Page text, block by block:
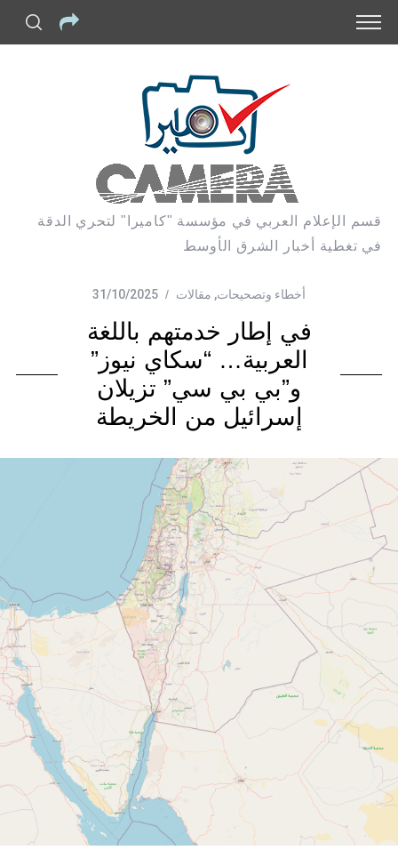
قسم الإعلام العربي في مؤسسة "كاميرا" لتحري الدقة
في تغطية أخبار الشرق الأوسط
أخطاء وتصحيحات, مقالات 31/10/2025
في إطار خدمتهم باللغة
العربية… “سكاي نيوز”
و”بي بي سي” تزيلان
إسرائيل من الخريطة